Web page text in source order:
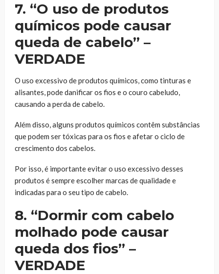
7. “O uso de produtos
químicos pode causar
queda de cabelo” –
VERDADE
O uso excessivo de produtos químicos, como tinturas e
alisantes, pode danificar os fios e o couro cabeludo,
causando a perda de cabelo.
Além disso, alguns produtos químicos contêm substâncias
que podem ser tóxicas para os fios e afetar o ciclo de
crescimento dos cabelos.
Por isso, é importante evitar o uso excessivo desses
produtos é sempre escolher marcas de qualidade e
indicadas para o seu tipo de cabelo.
8. “Dormir com cabelo
molhado pode causar
queda dos fios” –
VERDADE